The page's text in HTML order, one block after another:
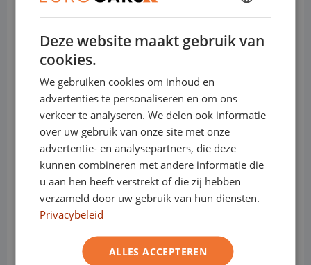
Bedrijfswagens:
Sluit nu je financial lease bij Eurocars af,
en bepaal zelf wanneer je zonder boete
overstapt naar een elektrische
bedrijfswagen.
Sluit je contract af wanneer het jou
schikt.
Of dat nu na 12, 25 of 41 maanden is... het
maakt ons niets uit.
Milieuzones.
DUTCH
ENGLISH
Deze website maakt gebruik van
cookies.
We gebruiken cookies om inhoud en
advertenties te personaliseren en om ons
verkeer te analyseren. We delen ook informatie
over uw gebruik van onze site met onze
advertentie- en analysepartners, die deze
kunnen combineren met andere informatie die
u aan hen heeft verstrekt of die zij hebben
verzameld door uw gebruik van hun diensten.
Privacybeleid
ALLES ACCEPTEREN